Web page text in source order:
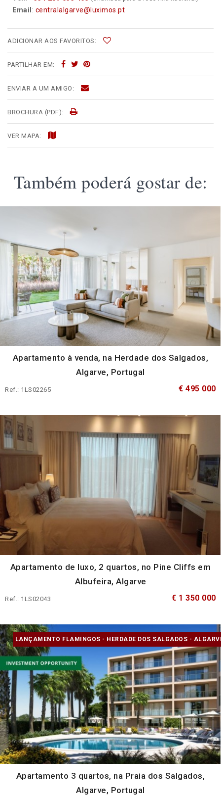
Email : centralalgarve@luximos.pt
ADICIONAR AOS FAVORITOS:
PARTILHAR EM:
ENVIAR A UM AMIGO:
BROCHURA (PDF):
VER MAPA:
Também poderá gostar de:
Apartamento à venda, na Herdade dos Salgados,
Algarve, Portugal
Ref.: 1LS02265 € 495 000
Apartamento de luxo, 2 quartos, no Pine Cliffs em
Albufeira, Algarve
Ref.: 1LS02043 € 1 350 000
LANÇAMENTO FLAMINGOS - HERDADE DOS SALGADOS -
Apartamento 3 quartos, na Praia dos Salgados,
Algarve, Portugal